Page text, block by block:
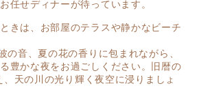
任せディナーが待っています。
きは、お部屋のテラスや静かなビーチ
の音、夏の花の香りに包まれながら、
豊かな夜をお過ごしください。旧暦の
天の川の光り輝く夜空に浸りましょ